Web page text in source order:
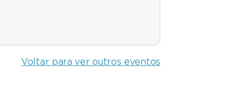
Voltar para ver outros eventos